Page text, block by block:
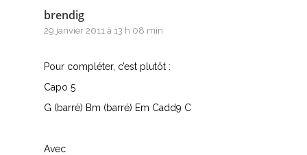
brendig
29 janvier 2011 à 13 h 08 min
Pour compléter, c’est plutôt :
Capo 5
G (barré) Bm (barré) Em Cadd9 C
Avec